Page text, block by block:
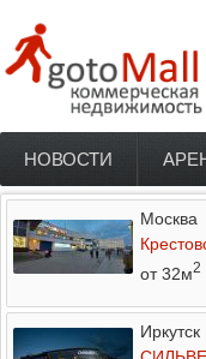
Главное меню
НОВОСТИ
Москва
от 32м2
Иркутск